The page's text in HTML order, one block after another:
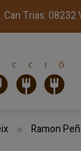
Trias. 08232
Ramon